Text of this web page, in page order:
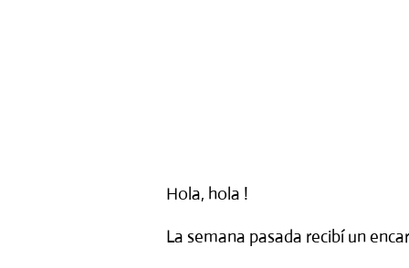
Hola, hola !
La semana pasada recibí un